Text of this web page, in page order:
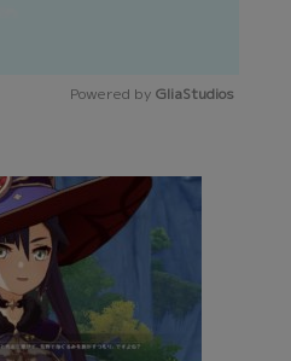
Powered by GliaStudios